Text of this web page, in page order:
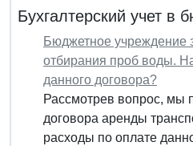
Бухгалтерский учет в
Бюджетное учреждение
отбирания проб воды.
данного договора?
Рассмотрев вопрос, мы
договора аренды
расходы по оплате